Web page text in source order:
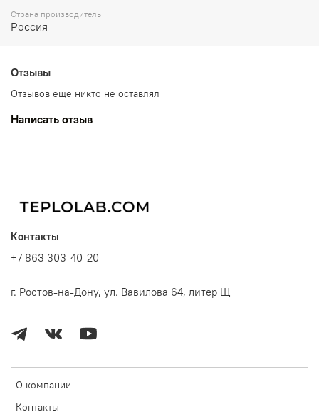
Страна производитель
Россия
Отзывы
Отзывов еще никто не оставлял
Написать отзыв
О компании
Контакты
Контакты
+7 863 303-40-20
г. Ростов-на-Дону, ул. Вавилова 64, литер Щ